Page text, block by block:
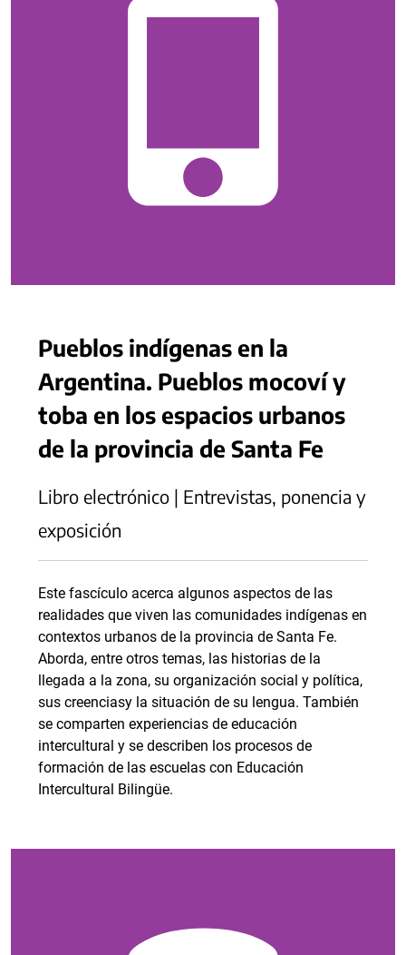
Pueblos indígenas en la
Argentina. Pueblos mocoví y
toba en los espacios urbanos
de la provincia de Santa Fe
Libro electrónico | Entrevistas, ponencia y
exposición
Este fascículo acerca algunos aspectos de las
realidades que viven las comunidades indígenas en
contextos urbanos de la provincia de Santa Fe.
Aborda, entre otros temas, las historias de la
llegada a la zona, su organización social y política,
sus creenciasy la situación de su lengua. También
se comparten experiencias de educación
intercultural y se describen los procesos de
formación de las escuelas con Educación
Intercultural Bilingüe.